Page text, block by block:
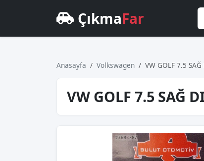
ÇıkmaFar
Anasayfa Volkswagen VW GOLF 7.5
VW GOLF 7.5 SAĞ